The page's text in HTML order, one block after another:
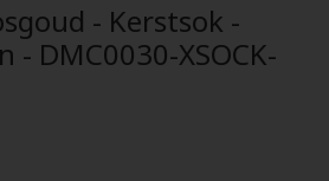
- Kerstsok -
- DMC0030-XSOCK-